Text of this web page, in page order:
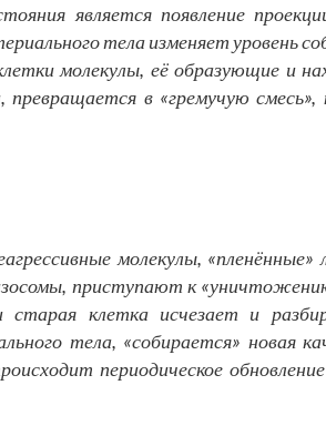
является появление
тела изменяет уровень
молекулы, её образующие и
в «гремучую смесь»,
молекулы, «пленённые»
приступают к
старая клетка исчезает и
тела, «собирается» новая
периодическое